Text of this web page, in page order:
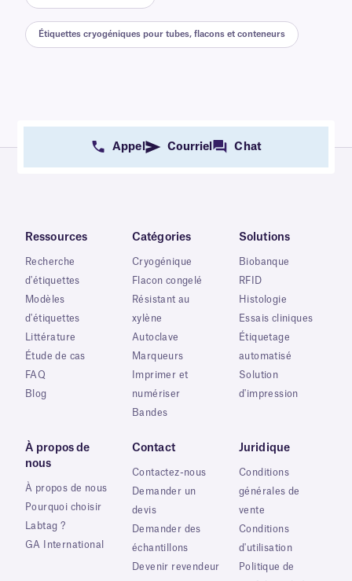
Étiquettes cryogéniques pour tubes, flacons et conteneurs
Appel Courriel Chat
Ressources
Recherche
d'étiquettes
Modèles
d'étiquettes
Littérature
Étude de cas
FAQ
Blog
Catégories
Cryogénique
Flacon congelé
Résistant au
xylène
Autoclave
Marqueurs
Imprimer et
numériser
Bandes
Solutions
Biobanque
RFID
Histologie
Essais cliniques
Étiquetage
automatisé
Solution
d'impression
À propos de
nous
À propos de nous
Pourquoi choisir
Labtag ?
GA International
Contact
Contactez-nous
Demander un
devis
Demander des
échantillons
Devenir revendeur
Juridique
Conditions
générales de
vente
Conditions
d'utilisation
Politique de